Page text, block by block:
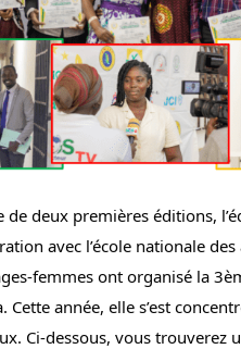
de deux premières éditions,
avec l’école nationale
. Cette année, elle s’est
Ci-dessous, vous trouverez